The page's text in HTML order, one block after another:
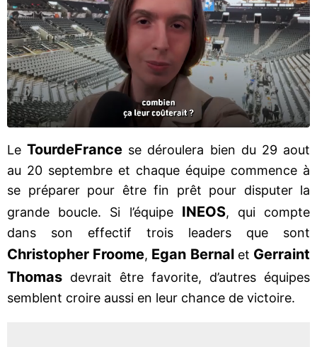
LeTourdeFrance se déroulera bien du 29 aout
au 20 septembre et chaque équipe commence à
se préparer pour être fin prêt pour disputer la
grande boucle. Si l’équipe INEOS, qui compte
dans son effectif trois leaders que sont
Christopher Froome, Egan Bernalet Gerraint
Thomas devrait être favorite, d’autres équipes
semblent croire aussi en leur chance de victoire.